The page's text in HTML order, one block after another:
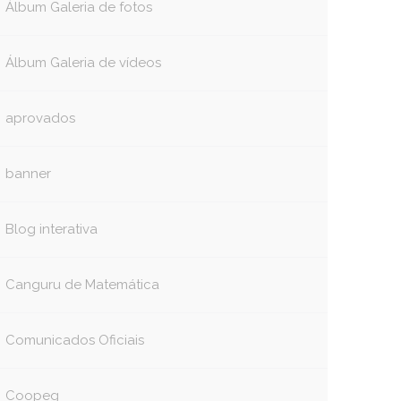
Álbum Galeria de fotos
Álbum Galeria de vídeos
aprovados
banner
Blog interativa
Canguru de Matemática
Comunicados Oficiais
Coopeg